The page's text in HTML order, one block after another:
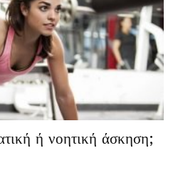
ή νοητική άσκηση;